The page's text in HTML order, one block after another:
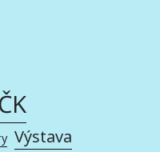
Výstava